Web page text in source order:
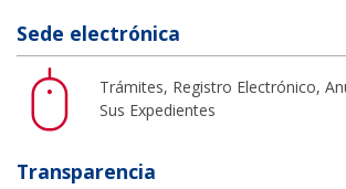
Sede electrónica
Trámites, Registro Electrónico,
Sus Expedientes
Transparencia